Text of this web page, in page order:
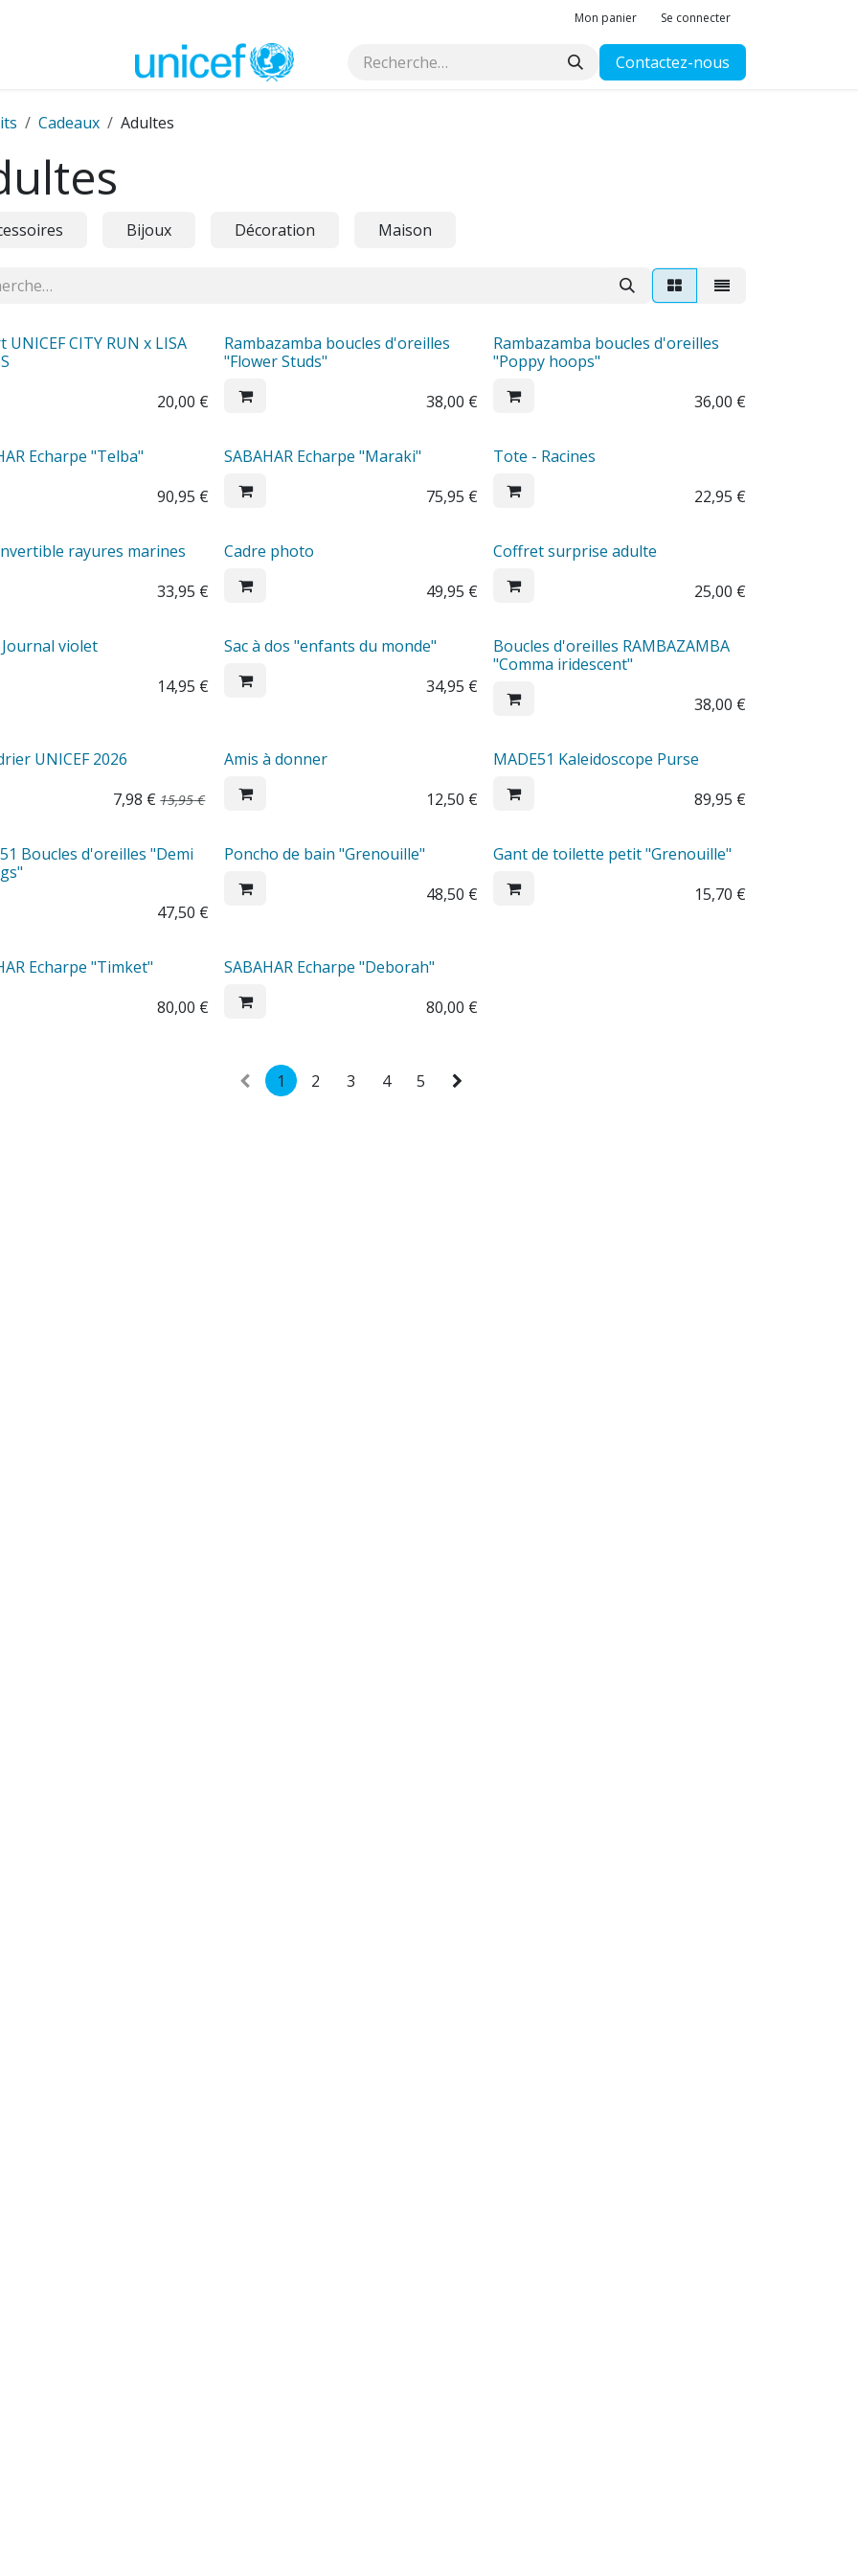
Mon panier Se connecter
Contactez-nous
Cadeaux Adultes
Bijoux Décoration Maison
UNICEF CITY RUN x LISA
20,00 €
Rambazamba boucles d'oreilles
"Flower Studs"
38,00 €
Rambazamba boucles d'oreilles
"Poppy hoops"
36,00 €
Echarpe "Telba"
90,95 €
SABAHAR Echarpe "Maraki"
75,95 €
Tote - Racines
22,95 €
rayures marines
33,95 €
Cadre photo
49,95 €
Coffret surprise adulte
25,00 €
violet
14,95 €
Sac à dos "enfants du monde"
34,95 €
Boucles d'oreilles RAMBAZAMBA
"Comma iridescent"
38,00 €
UNICEF 2026
7,98 € 15,95€
Amis à donner
12,50 €
MADE51 Kaleidoscope Purse
89,95 €
Boucles d'oreilles "Demi
47,50 €
Poncho de bain "Grenouille"
48,50 €
Gant de toilette petit "Grenouille"
15,70 €
Echarpe "Timket"
80,00 €
SABAHAR Echarpe "Deborah"
80,00 €
1 2 3 4 5